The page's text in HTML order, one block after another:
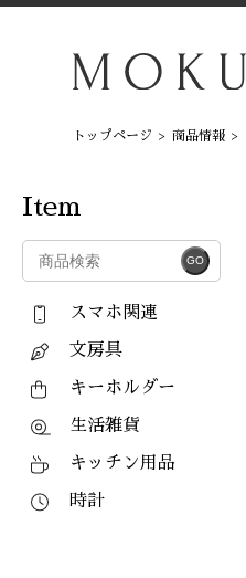
トップページ > 商品情報 >
Item
スマホ関連
文房具
キーホルダー
生活雑貨
キッチン用品
時計